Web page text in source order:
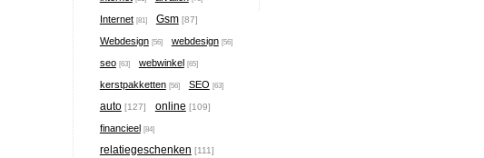
Internet [81] Gsm [87]
Webdesign [56] webdesign [56]
seo [63] webwinkel [65]
kerstpakketten [56] SEO [63]
auto [127] online [109]
financieel [84]
relatiegeschenken [111]